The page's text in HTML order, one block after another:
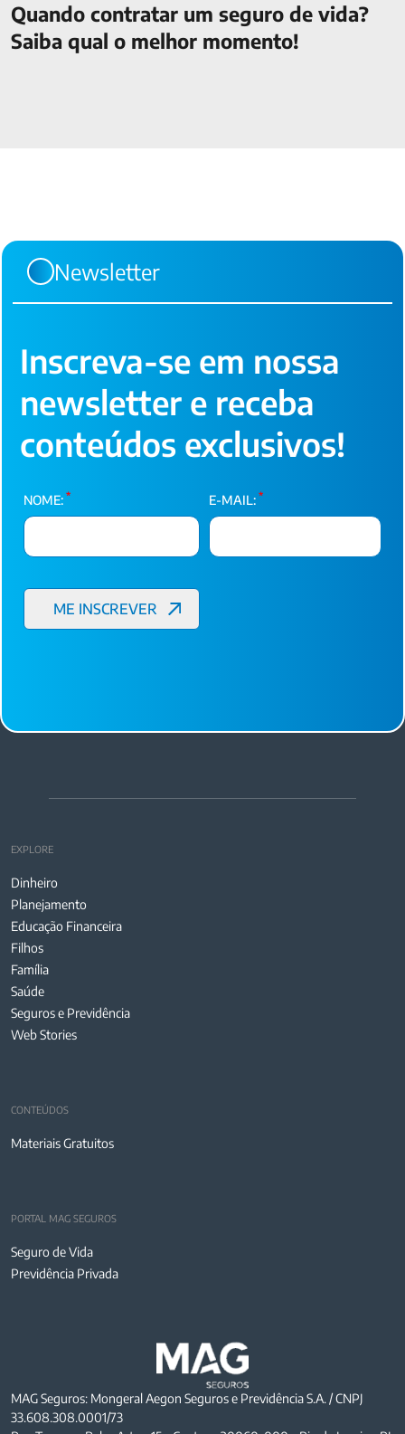
Quando contratar um seguro de vida?
Saiba qual o melhor momento!
Newsletter
Inscreva-se em nossa
newsletter e receba
conteúdos exclusivos!
NOME: * E-MAIL: *
EXPLORE
Dinheiro
Planejamento
Educação Financeira
Filhos
Família
Saúde
Seguros e Previdência
Web Stories
CONTEÚDOS
Materiais Gratuitos
PORTAL MAG SEGUROS
Seguro de Vida
Previdência Privada
MAG Seguros: Mongeral Aegon Seguros e Previdência S.A. / CNPJ
33.608.308.0001/73